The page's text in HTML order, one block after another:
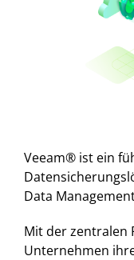
Veeam® ist ein
Data
Mit der zentralen
Unternehmen